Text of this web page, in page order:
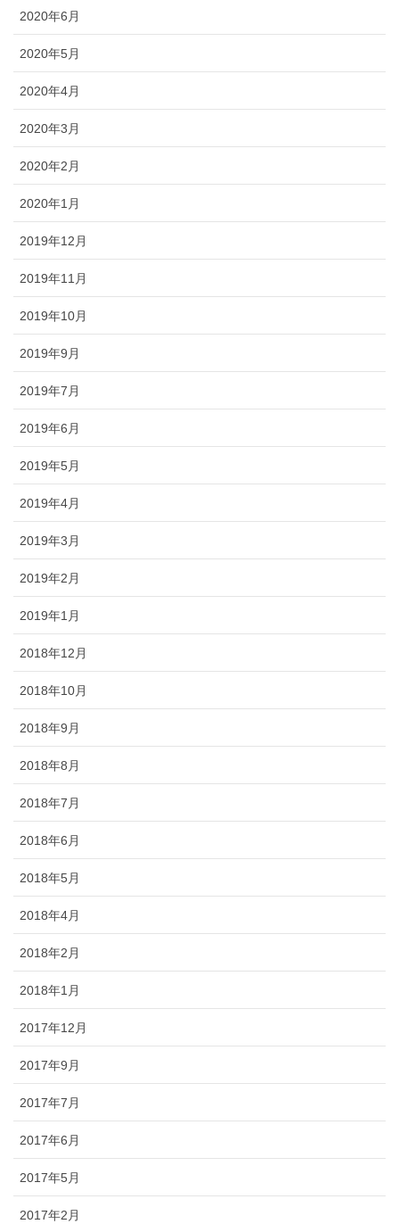
2020年6月
2020年5月
2020年4月
2020年3月
2020年2月
2020年1月
2019年12月
2019年11月
2019年10月
2019年9月
2019年7月
2019年6月
2019年5月
2019年4月
2019年3月
2019年2月
2019年1月
2018年12月
2018年10月
2018年9月
2018年8月
2018年7月
2018年6月
2018年5月
2018年4月
2018年2月
2018年1月
2017年12月
2017年9月
2017年7月
2017年6月
2017年5月
2017年2月